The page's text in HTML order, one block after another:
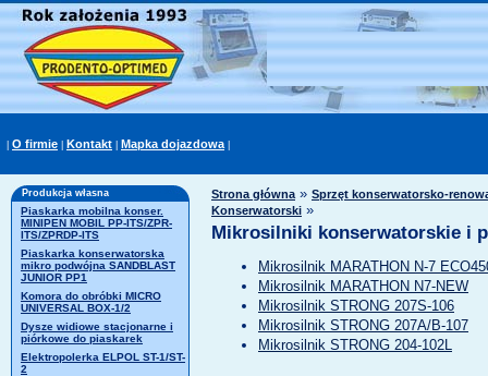
O firmie Kontakt Mapka dojazdowa|
Produkcja własna
Piaskarka mobilna konser.
MINIPEN MOBIL PP-ITS/ZPR-
ITS/ZPRDP-ITS
Piaskarka konserwatorska
mikro podwójna SANDBLAST
JUNIOR PP1
Komora do obróbki MICRO
UNIVERSAL BOX-1/2
Dysze widiowe stacjonarne i
piórkowe do piaskarek
Elektropolerka ELPOL ST-1/ST-
2
Strona główna» Sprzęt konserwatorsko-
Konserwatorski »
Mikrosilniki konserwatorskie i
Mikrosilnik MARATHON N-7
Mikrosilnik MARATHON N7-NEW
Mikrosilnik STRONG 207S-106
Mikrosilnik STRONG 207A/B-107
Mikrosilnik STRONG 204-102L